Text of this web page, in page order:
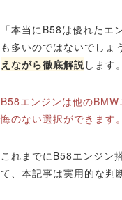
「本当にB58は優れた
も多いのではないでしょ
えながら徹底解説します。
B58エンジンは他の
悔のない選択ができます。
これまでにB58エンジン
て、本記事は実用的な判